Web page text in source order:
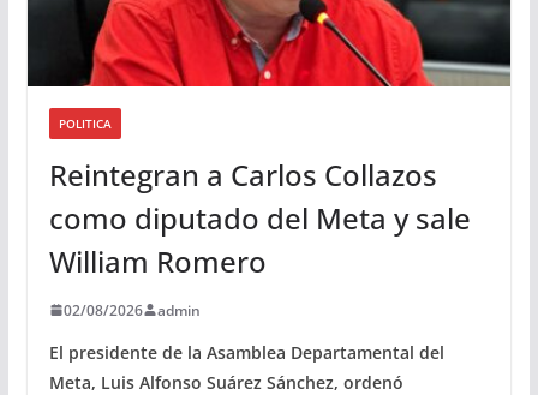
POLITICA
Reintegran a Carlos Collazos
como diputado del Meta y sale
William Romero
02/08/2026 admin
El presidente de la Asamblea Departamental del
Meta, Luis Alfonso Suárez Sánchez, ordenó